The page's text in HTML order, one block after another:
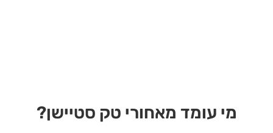
מי עומד מאחורי טק סטיישן?